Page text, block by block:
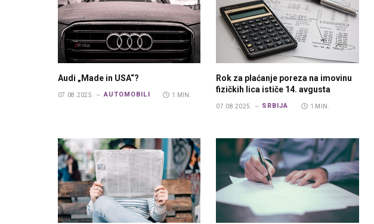
Audi „Made in USA“?
07.08.2025. AUTOMOBILI 1 MIN.
Rok za plaćanje poreza na imovinu
fizičkih lica ističe 14. avgusta
07.08.2025. SRBIJA 1 MIN.